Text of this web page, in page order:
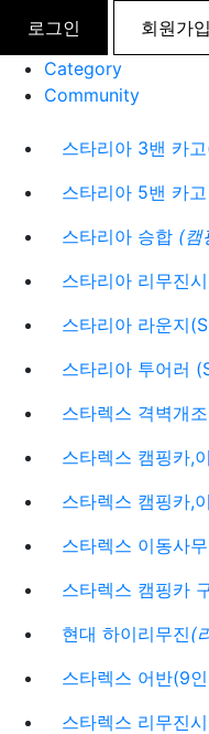
로그인
회원가입
Category
Community
스타리아 3밴 카
스타리아 5밴 카
스타리아 승합 (캠
스타리아 리무진
스타리아 라운지
스타리아 투어러
스타렉스 격벽개
스타렉스 캠핑카,
스타렉스 캠핑카,
스타렉스 이동사
스타렉스 캠핑카
현대 하이리무진(
스타렉스 어반(9
스타렉스 리무진